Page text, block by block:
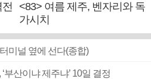
전
<83> 여름 제주, 벤자리와 독
가시치
미널 옆에 선다(종합)
부산이냐 제주냐’ 10일 결정